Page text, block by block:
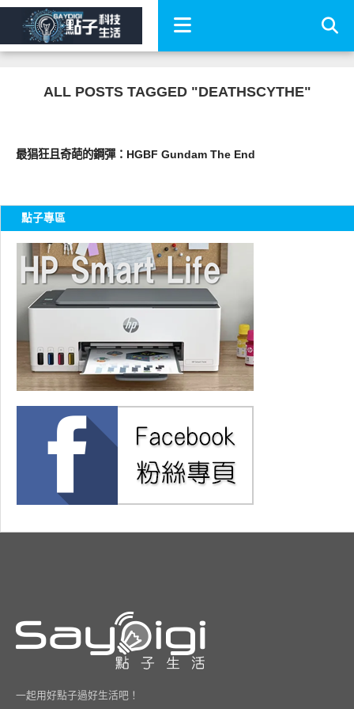
ALL POSTS TAGGED "DEATHSCYTHE"
最猖狂且奇葩的鋼彈：HGBF Gundam The End
點子專區
一起用好點子過好生活吧！